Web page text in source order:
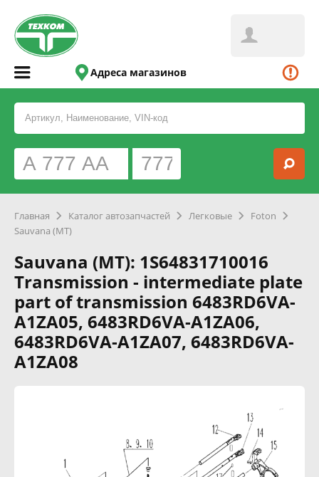
Адреса магазинов
Главная Каталог автозапчастей Легковые
Foton
Sauvana (MT)
Sauvana (MT): 1S64831710016
Transmission - intermediate plate
part of transmission 6483RD6VA-
A1ZA05, 6483RD6VA-A1ZA06,
6483RD6VA-A1ZA07, 6483RD6VA-
A1ZA08